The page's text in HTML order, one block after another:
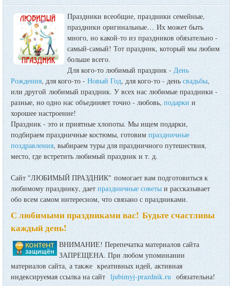
Праздники всеобщие, праздники семейные,
праздники оригинальные… Их может быть
много, но какой-то из праздников обязательно -
самый-самый! Тот праздник, который мы любим
больше всего.
Для кого-то любимый праздник - День
Рождения, для кого-то -Новый Год, для кого-то - деньсвадьбы,
или другой любимый праздник. У всех нас любимые праздники -
разные, но одно нас объединяет точно - любовь,подаркии
хорошее настроение!
Праздник - это и приятные хлопоты. Мы ищем подарки,
подбираем праздничные костюмы, готовимпраздничные
поздравления, выбираем туры для праздничного путешествия,
место, где встретить любимый праздник и т. д.
Сайт "ЛЮБИМЫЙ ПРАЗДНИК" помогает вам подготовиться к
любимому празднику, даетпраздничные советы и рассказывает
обо всем самом интересном, что связано с праздниками.
С любимыми праздниками вас! Будьте счастливы
каждый день!
ВНИМАНИЕ! Перепечатка материалов сайта
ЗАПРЕЩЕНА. При любом упоминании
материалов сайта, а также креативных идей, активная
индексируемая ссылка на сайт ljubimyj-prazdnik.ru обязательна!